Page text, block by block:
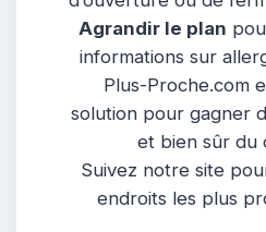
Agrandir le plan
informations sur
Plus-Proche.com
solution pour gagner
et bien sûr du
Suivez notre site
endroits les plus